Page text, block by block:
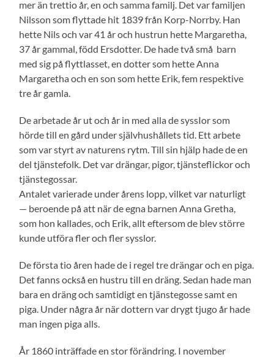
mer än trettio år, en och samma familj. Det var familjen
Nilsson som flyttade hit 1839 från Korp-Norrby. Han
hette Nils och var 41 år och hustrun hette Margaretha,
37 år gammal, född Ersdotter. De hade två små barn
med sig på flyttlasset, en dotter som hette Anna
Margaretha och en son som hette Erik, fem respektive
tre år gamla.
De arbetade år ut och år in med alla de syssIor som
hörde till en gård under självhushållets tid. Ett arbete
som var styrt av naturens rytm. Till sin hjälp hade de en
del tjänstefolk. Det var drängar, pigor, tjänsteflickor och
tjänstegossar.
Antalet varierade under årens lopp, vilket var naturligt
— beroende på att när de egna barnen Anna Gretha,
som hon kallades, och Erik, allt eftersom de blev större
kunde utföra fler och fler sysslor.
De första tio åren hade de i regel tre drängar och en piga.
Det fanns också en hustru till en dräng. Sedan hade man
bara en dräng och samtidigt en tjänstegosse samt en
piga. Under några år när dottern var drygt tjugo år hade
man ingen piga alls.
År 1860 inträffade en stor förändring. I november